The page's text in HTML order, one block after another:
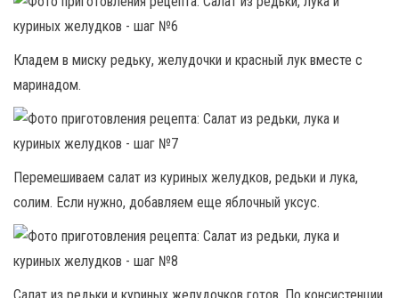
Кладем в миску редьку, желудочки и красный лук вместе с
маринадом.
Перемешиваем салат из куриных желудков, редьки и лука,
солим. Если нужно, добавляем еще яблочный уксус.
Салат из редьки и куриных желудочков готов. По консистенции